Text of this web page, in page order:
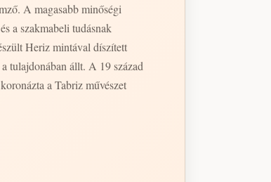
A magasabb minőségi
a szakmabeli tudásnak
Heriz mintával díszített
tulajdonában állt. A 19 század
a Tabriz művészet